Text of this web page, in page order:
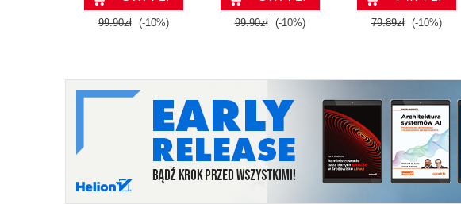
99.90zł (-10%) 99.90zł (-10%) 79.89zł (-10%)